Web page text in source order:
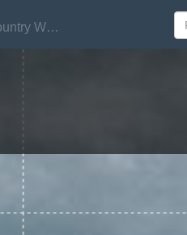
Country West
Country West